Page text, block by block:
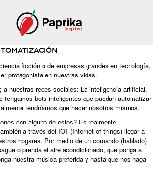
ficción o de empresas grandes en tecnología,
protagonista en nuestras vidas.
a nuestras redes sociales: La inteligencia artificial,
tengamos bots inteligentes que puedan automatizar
tendríamos que hacer nosotros mismos.
con alguno de estos? Es realmente
a través del IOT (Internet of things) llegar a
hogares. Por medio de un comando (hablado)
o prenda el aire acondicionado, que ponga a
nuestra música preferida y hasta que nos haga